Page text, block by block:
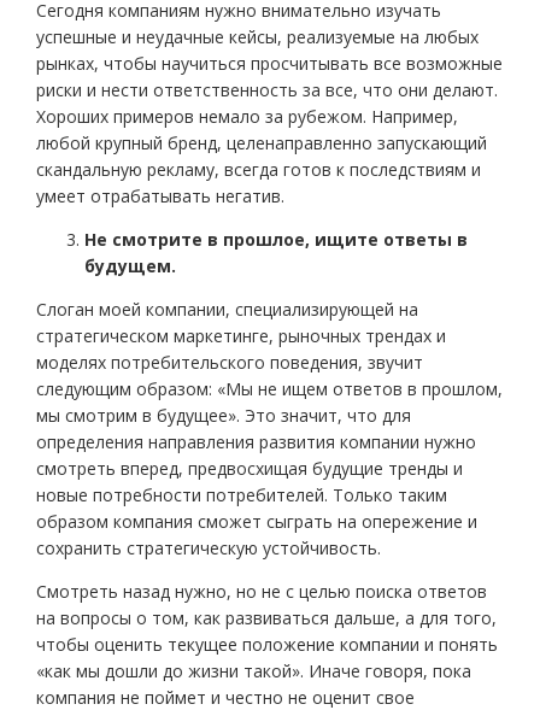
Сегодня компаниям нужно внимательно изучать
успешные и неудачные кейсы, реализуемые на любых
рынках, чтобы научиться просчитывать все возможные
риски и нести ответственность за все, что они делают.
Хороших примеров немало за рубежом. Например,
любой крупный бренд, целенаправленно запускающий
скандальную рекламу, всегда готов к последствиям и
умеет отрабатывать негатив.
Не смотрите в прошлое, ищите ответы в
будущем.
Слоган моей компании, специализирующей на
стратегическом маркетинге, рыночных трендах и
моделях потребительского поведения, звучит
следующим образом: «Мы не ищем ответов в прошлом,
мы смотрим в будущее». Это значит, что для
определения направления развития компании нужно
смотреть вперед, предвосхищая будущие тренды и
новые потребности потребителей. Только таким
образом компания сможет сыграть на опережение и
сохранить стратегическую устойчивость.
Смотреть назад нужно, но не с целью поиска ответов
на вопросы о том, как развиваться дальше, а для того,
чтобы оценить текущее положение компании и понять
«как мы дошли до жизни такой». Иначе говоря, пока
компания не поймет и честно не оценит свое